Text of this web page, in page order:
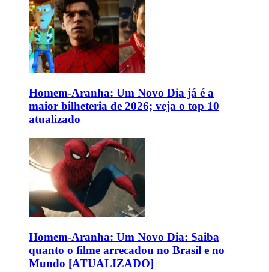
Homem-Aranha: Um Novo Dia já é a
maior bilheteria de 2026; veja o top 10
atualizado
Homem-Aranha: Um Novo Dia: Saiba
quanto o filme arrecadou no Brasil e no
Mundo [ATUALIZADO]